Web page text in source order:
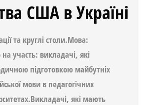
США в Україні
та круглі столи.Мова:
участь: викладачі, які
підготовкою майбутніх
мови в педагогічних
які мають